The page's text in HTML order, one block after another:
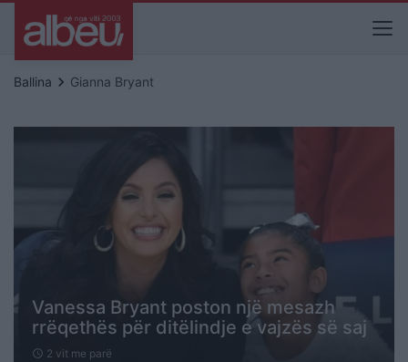
Ballina keyboard_arrow_right Gianna Bryant
Vanessa Bryant poston një mesazh
rrëqethës për ditëlindje e vajzës së saj
schedule 2 vit me parë